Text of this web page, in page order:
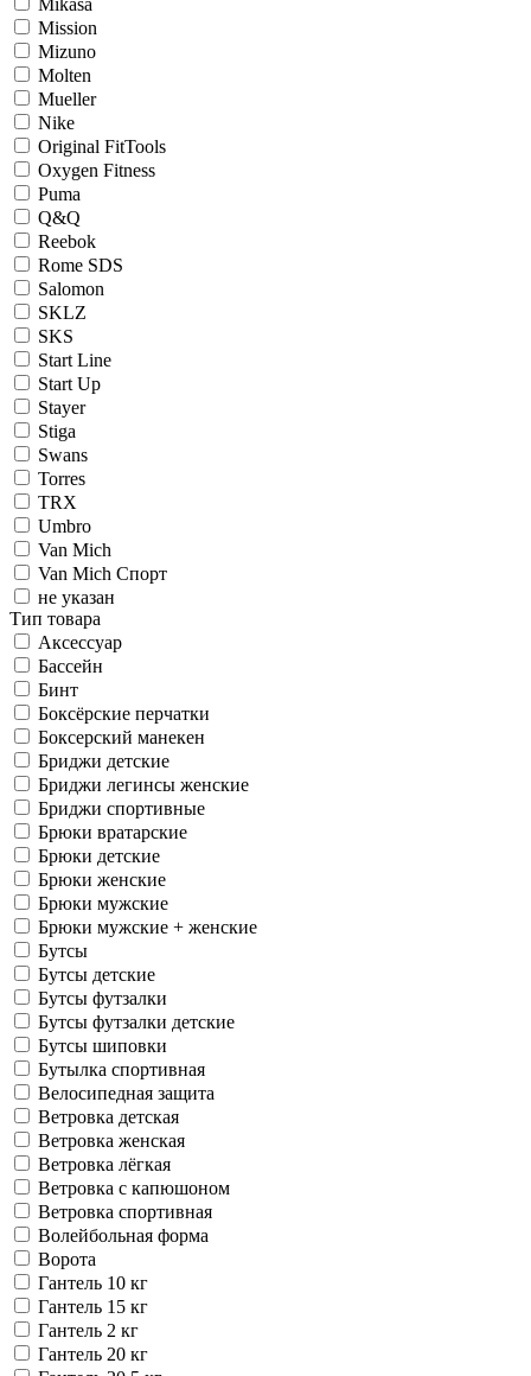
Mission
Mizuno
Molten
Mueller
Nike
Original FitTools
Oxygen Fitness
Puma
Q&Q
Reebok
Rome SDS
Salomon
SKLZ
SKS
Start Line
Start Up
Stayer
Stiga
Swans
Torres
TRX
Umbro
Van Mich
Van Mich Спорт
не указан
Тип товара
Аксессуар
Бассейн
Бинт
Боксёрские перчатки
Боксерский манекен
Бриджи детские
Бриджи легинсы женские
Бриджи спортивные
Брюки вратарские
Брюки детские
Брюки женские
Брюки мужские
Брюки мужские + женские
Бутсы
Бутсы детские
Бутсы футзалки
Бутсы футзалки детские
Бутсы шиповки
Бутылка спортивная
Велосипедная защита
Ветровка детская
Ветровка женская
Ветровка лёгкая
Ветровка с капюшоном
Ветровка спортивная
Волейбольная форма
Ворота
Гантель 10 кг
Гантель 15 кг
Гантель 2 кг
Гантель 20 кг